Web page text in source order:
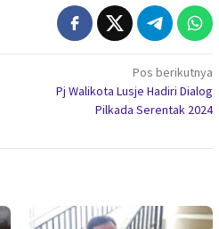
Pos berikutnya
Pj Walikota Lusje Hadiri Dialog
Pilkada Serentak 2024